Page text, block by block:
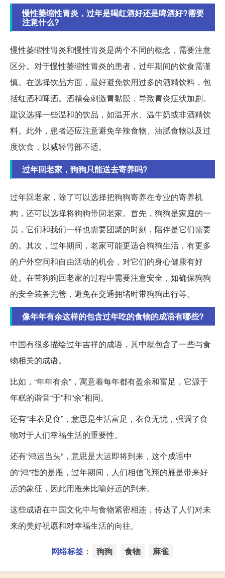
慢性萎缩性胃炎，过年是喝红酒好还是啤酒好?需要
注意什么?
慢性萎缩性胃炎和慢性胃炎是两个不同的概念，需要注意
区分。对于慢性萎缩性胃炎的患者，过年期间的饮食需谨
慎。在选择饮品方面，最好避免饮用过多的酒精饮料，包
括红酒和啤酒。酒精会刺激胃黏膜，导致胃炎症状加剧。
建议选择一些温和的饮品，如温开水、温牛奶或非酒精饮
料。此外，患者还应注意避免辛辣食物、油腻食物以及过
度饮食，以减轻胃部不适。
过年回老家，狗狗只能送去寄养吗?
过年回老家，除了可以选择把狗狗寄养在专业的寄养机
构，还可以选择将狗狗带回老家。首先，狗狗是家庭的一
员，它们和我们一样也需要团聚的时刻，陪伴是它们需要
的。其次，过年期间，老家可能更适合狗狗生活，有更多
的户外空间和自由活动的机会，对它们的身心健康有好
处。在带狗狗回老家的过程中需要注意安全，如确保狗狗
的安全装备完善，避免在交通拥堵时带狗狗出行等。
像年年有余这样的包含过年吃的食物的成语有哪些?
中国有很多描绘过年吉祥的成语，其中就包含了一些与食
物相关的成语。
比如，“年年有余”，寓意着每年都有盈余和富足，它源于
年糕的谐音“于”和“余”相同。
还有“丰衣足食”，意思是生活富足，衣食无忧，强调了食
物对于人们幸福生活的重要性。
还有“鸿运当头”，意思是大运即将到来，这个成语中
的“鸿”指的是雁，过年期间，人们相信飞翔的雁是带来好
运的象征，因此用雁来比喻好运的到来。
这些成语在中国文化中与食物紧密相连，传达了人们对未
来的美好祝愿和对幸福生活的向往。
网络标签： 狗狗 食物 麻雀